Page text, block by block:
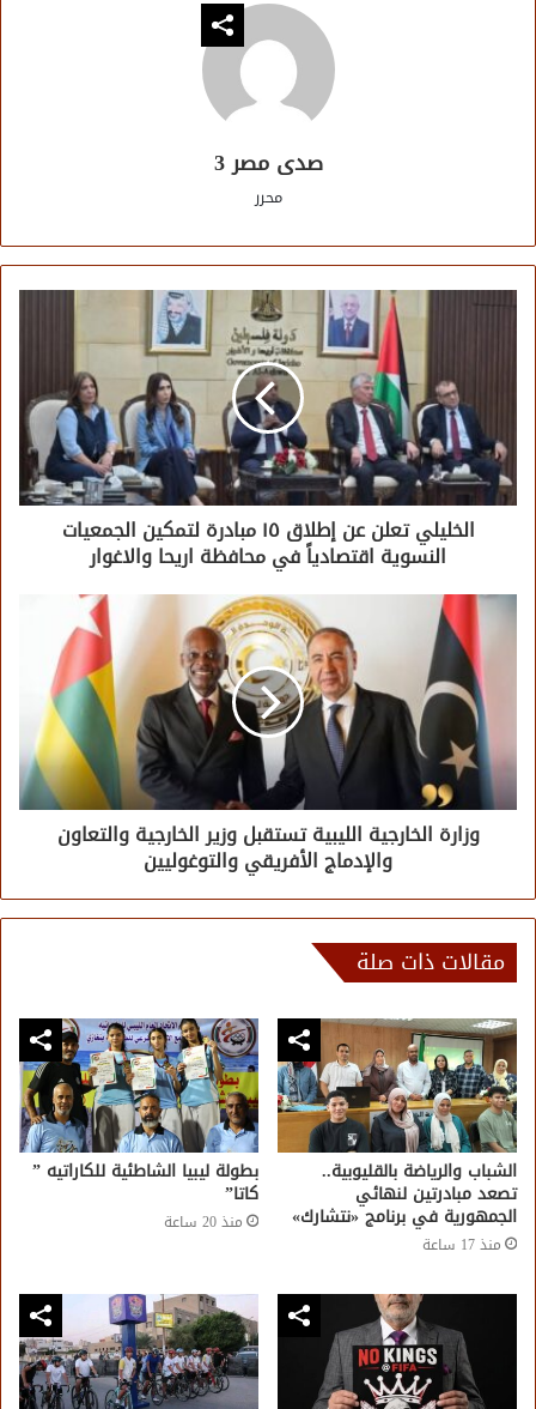
صدى مصر 3
محرر
الخليلي تعلن عن إطلاق ١٥ مبادرة لتمكين الجمعيات
النسوية اقتصادياً في محافظة اريحا والاغوار
وزارة الخارجية الليبية تستقبل وزير الخارجية والتعاون
والإدماج الأفريقي والتوغوليين
مقالات ذات صلة
الشباب والرياضة بالقليوبية..
تصعد مبادرتين لنهائي
الجمهورية في برنامج «نتشارك»
منذ 17 ساعة
بطولة ليبيا الشاطئية للكاراتيه ”
كاتا”
منذ 20 ساعة